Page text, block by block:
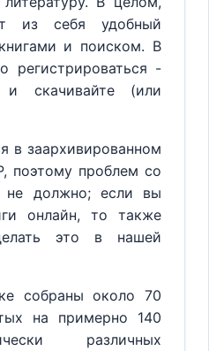
из себя удобный
и поиском. В
регистрироваться -
и скачивайте (или
в заархивированном
поэтому проблем со
не должно; если вы
онлайн, то также
это в нашей
собраны около 70
на примерно 140
различных